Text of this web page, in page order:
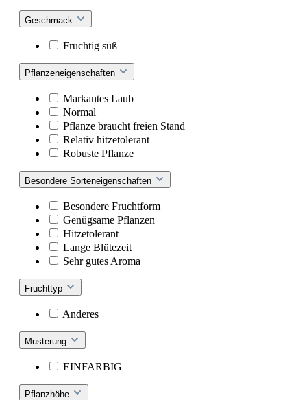
Geschmack
Fruchtig süß
Pflanzeneigenschaften
Markantes Laub
Normal
Pflanze braucht freien Stand
Relativ hitzetolerant
Robuste Pflanze
Besondere Sorteneigenschaften
Besondere Fruchtform
Genügsame Pflanzen
Hitzetolerant
Lange Blütezeit
Sehr gutes Aroma
Fruchttyp
Anderes
Musterung
EINFARBIG
Pflanzhöhe